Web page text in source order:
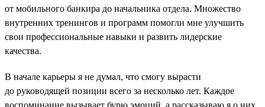
от мобильного банкира до начальника отдела. Множество
внутренних тренингов и программ помогли мне улучшить
свои профессиональные навыки и развить лидерские
качества.
В начале карьеры я не думал, что смогу вырасти
до руководящей позиции всего за несколько лет. Каждое
воспоминание вызывает бурю эмоций, а рассказываю я о них